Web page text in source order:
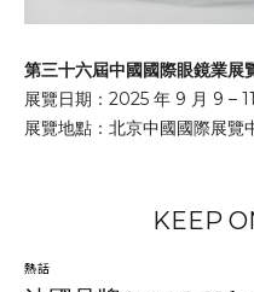
第三十六屆中國國際眼鏡業展
展覽日期：2025 年 9 月 9 –
展覽地點：北京中國國際展
KEEP
熱話